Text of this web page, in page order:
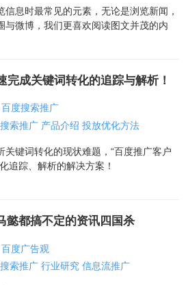
信息时最常见的元素，无论是浏览新闻，
与微博，我们更喜欢阅读图文并茂的内
完成关键词转化的追踪与解析！
百度搜索推广
搜索推广 产品介绍 投放优化方法
关键词转化的现状难题，“百度推广客户
追踪、解析的解决方案！
懿都搞不定的资讯四国杀
百度广告观
搜索推广 行业研究 信息流推广